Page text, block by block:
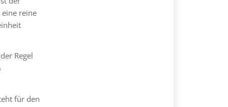
reine
Regel
für den